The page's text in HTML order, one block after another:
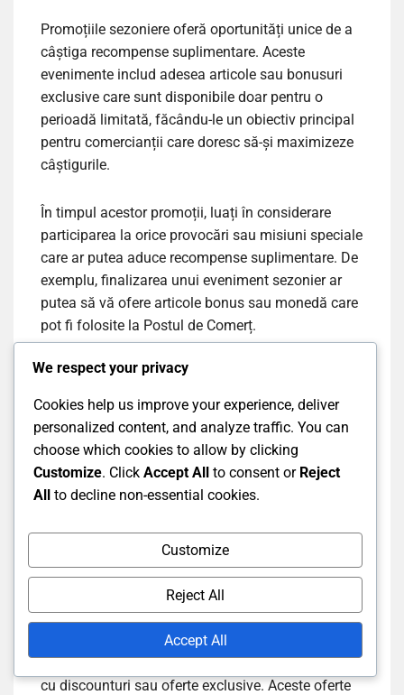
Promoțiile sezoniere oferă oportunități unice de a
câștiga recompense suplimentare. Aceste
evenimente includ adesea articole sau bonusuri
exclusive care sunt disponibile doar pentru o
perioadă limitată, făcându-le un obiectiv principal
pentru comercianții care doresc să-și maximizeze
câștigurile.
În timpul acestor promoții, luați în considerare
participarea la orice provocări sau misiuni speciale
care ar putea aduce recompense suplimentare. De
exemplu, finalizarea unui eveniment sezonier ar
putea să vă ofere articole bonus sau monedă care
pot fi folosite la Postul de Comerț.
Urmăriți anunțurile și forumurile comunității pentru
a rămâne la curent cu promoțiile sezoniere
viitoare. Implicarea cu comunitatea poate oferi
informații despre care articole sunt susceptibile să
fie foarte căutate în timpul acestor evenimente.
Oferte disponibile pentru o
perioadă limitată
Ofertele disponibile pentru o perioadă limitată sunt
cruciale pentru maximizarea recompenselor de la
Postul de Comerț, deoarece adesea includ articole
cu discounturi sau oferte exclusive. Aceste oferte
We respect your privacy
Cookies help us improve your experience, deliver
personalized content, and analyze traffic. You can
choose which cookies to allow by clicking
Customize. Click Accept All to consent or Reject
All to decline non-essential cookies.
Customize
Reject All
Accept All